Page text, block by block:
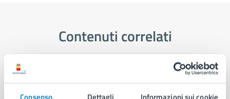
Contenuti correlati